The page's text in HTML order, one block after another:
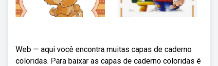
Web — aqui você encontra muitas capas de caderno
coloridas. Para baixar as capas de caderno coloridas é